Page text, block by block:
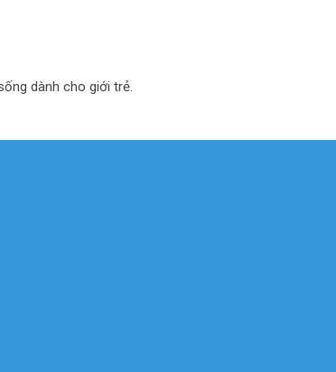
dành cho giới trẻ.